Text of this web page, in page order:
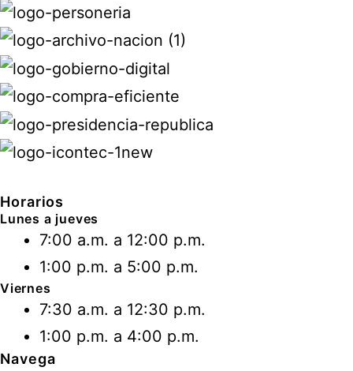
Horarios
Lunes a jueves
7:00 a.m. a 12:00 p.m.
1:00 p.m. a 5:00 p.m.
Viernes
7:30 a.m. a 12:30 p.m.
1:00 p.m. a 4:00 p.m.
Navega